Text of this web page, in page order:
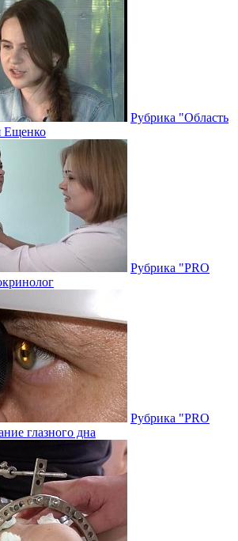
Рубрика "Область
Ещенко
Рубрика "PRO
Рубрика "PRO
глазного дна